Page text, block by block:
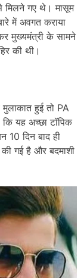
मिलने गए थे। मासूम
में अवगत कराया
मुख्यमंत्री के सामने
की थी।
हुई तो PA
यह अच्छा टॉपिक
10 दिन बाद ही
गई है और बदमाशी